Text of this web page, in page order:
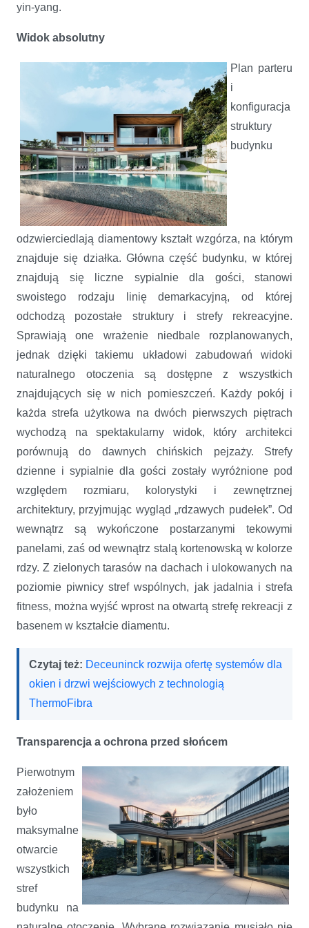
yin-yang.
Widok absolutny
Plan parteru
i
konfiguracja
struktury
budynku
odzwierciedlają diamentowy kształt wzgórza, na którym
znajduje się działka. Główna część budynku, w której
znajdują się liczne sypialnie dla gości, stanowi
swoistego rodzaju linię demarkacyjną, od której
odchodzą pozostałe struktury i strefy rekreacyjne.
Sprawiają one wrażenie niedbale rozplanowanych,
jednak dzięki takiemu układowi zabudowań widoki
naturalnego otoczenia są dostępne z wszystkich
znajdujących się w nich pomieszczeń. Każdy pokój i
każda strefa użytkowa na dwóch pierwszych piętrach
wychodzą na spektakularny widok, który architekci
porównują do dawnych chińskich pejzaży. Strefy
dzienne i sypialnie dla gości zostały wyróżnione pod
względem rozmiaru, kolorystyki i zewnętrznej
architektury, przyjmując wygląd „rdzawych pudełek”. Od
wewnątrz są wykończone postarzanymi tekowymi
panelami, zaś od wewnątrz stalą kortenowską w kolorze
rdzy. Z zielonych tarasów na dachach i ulokowanych na
poziomie piwnicy stref wspólnych, jak jadalnia i strefa
fitness, można wyjść wprost na otwartą strefę rekreacji z
basenem w kształcie diamentu.
Czytaj też: Deceuninck rozwija ofertę systemów dla
okien i drzwi wejściowych z technologią
ThermoFibra
Transparencja a ochrona przed słońcem
Pierwotnym
założeniem
było
maksymalne
otwarcie
wszystkich
stref
budynku na